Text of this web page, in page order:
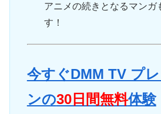
アニメの続きとなるマンガ
す！
今すぐDMM TV プ
ンの30日間無料体験